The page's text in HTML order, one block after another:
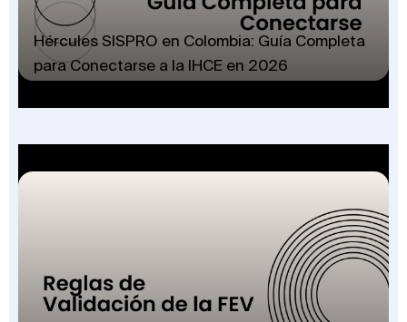
Hércules SISPRO en Colombia: Guía Completa
para Conectarse a la IHCE en 2026